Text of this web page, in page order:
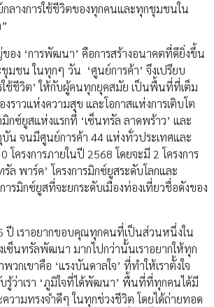
กลางการใช้ชีวิตของทุกคนและทุกชุมชนใน
อง ‘การพัฒนา’ คือการสร้างอนาคตที่ดียิ่งขึ้น
มชน ในทุกๆ วัน ‘ศูนย์การค้า’ จึงเปรียบ
ใช้ชีวิต’ ให้กับผู้คนทุกยุคสมัย เป็นพื้นที่ที่เต็ม
ราวแห่งความสุข และโอกาสแห่งการเติบโต
กซ์ยูสแห่งแรกที่ ‘เซ็นทรัล ลาดพร้าว’ และ
น จนมีศูนย์การค้า 44 แห่งทั่วประเทศและ
โครงการภายในปี 2568 โดยจะมี 2 โครงการ
ล พาร์ค’ โครงการมิกซ์ยูสระดับโลกและ
การมิกซ์ยูสที่จะยกระดับเมืองท่องเที่ยวชื่อดังของ
ปี เราอยากขอบคุณทุกคนที่เป็นส่วนหนึ่งใน
เซ็นทรัลพัฒนา มากไปกว่านั้นเราอยากให้ทุก
วกเขาคือ ‘แรงบันดาลใจ’ ที่ทำให้เราตั้งใจ
ว่าเรา ‘ภูมิใจที่ได้พัฒนา’ พื้นที่ที่ทุกคนได้มี
วามทรงจำดีๆ ในทุกช่วงชีวิต โดยได้ถ่ายทอด